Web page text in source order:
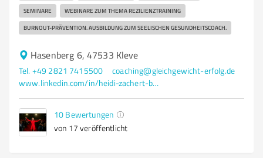
SEMINARE WEBINARE ZUM THEMA REZILIENZTRAINING
BURNOUT-PRÄVENTION. AUSBILDUNG ZUM SEELISCHEN GESUNDHEITSCOACH.
Hasenberg 6, 47533 Kleve
Tel. +49 2821 7415500
coaching@gleichgewicht-erfolg.de
www.linkedin.com/in/heidi-zachert-bohr-1728a6b2
10 Bewertungen
von 17 veröffentlicht